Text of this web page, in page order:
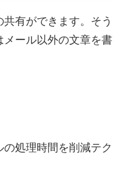
有ができます。そう
ール以外の文章を書
処理時間を削減テク